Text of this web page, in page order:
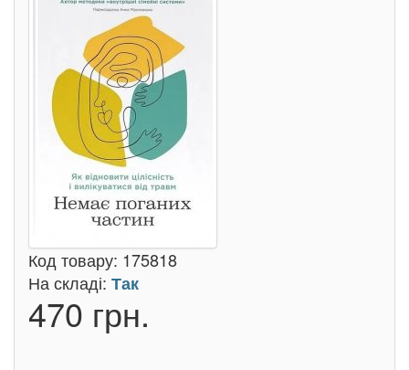
Код товару: 175818
На складі: Так
470 грн.